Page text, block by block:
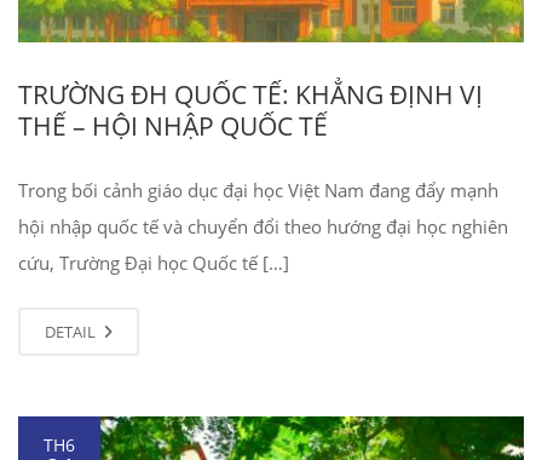
TRƯỜNG ĐH QUỐC TẾ: KHẲNG ĐỊNH VỊ
THẾ – HỘI NHẬP QUỐC TẾ
Trong bối cảnh giáo dục đại học Việt Nam đang đẩy mạnh
hội nhập quốc tế và chuyển đổi theo hướng đại học nghiên
cứu, Trường Đại học Quốc tế […]
DETAIL
TH6